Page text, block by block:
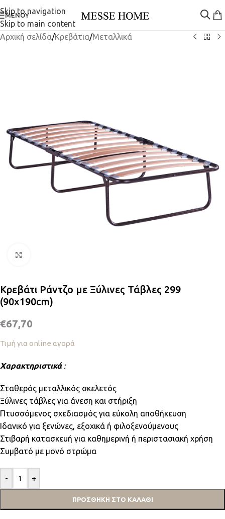
Skip to navigation
Skip to main content
ΜΕΝΟΎ
Αρχική σελίδα/Κρεβάτια/Μεταλλικά
Κρεβάτι Ράντζο με Ξύλινες Τάβλες 299
(90x190cm)
€67,70
Τιμή για online αγορά
Χαρακτηριστικά :
Σταθερός μεταλλικός σκελετός
Ξύλινες τάβλες για άνεση και στήριξη
Πτυσσόμενος σχεδιασμός για εύκολη αποθήκευση
Ιδανικό για ξενώνες, εξοχικά ή φιλοξενούμενους
Στιβαρή κατασκευή για καθημερινή ή περιστασιακή χρήση
Συμβατό με μονό στρώμα
- +
ΠΡΟΣΘΉΚΗ ΣΤΟ ΚΑΛΆΘΙ